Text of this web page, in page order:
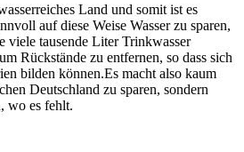
Land und somit ist es
auf diese Weise Wasser zu sparen,
viele tausende Liter Trinkwasser
Rückstände zu entfernen, so dass sich
bilden können.Es macht also kaum
Deutschland zu sparen, sondern
wo es fehlt.